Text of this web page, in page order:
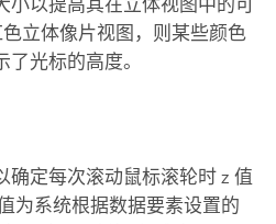
立体像片视图，则某些颜色
光标的高度。
确定每次滚动鼠标滚轮时 z 值
为系统根据数据要素设置的